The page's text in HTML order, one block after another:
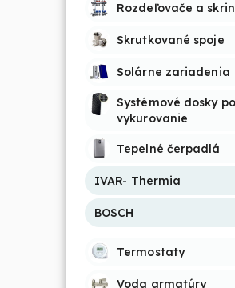
Rozdeľovače a
Skrutkované spoje
Solárne zariadenia
Systémové dosky
vykurovanie
Tepelné čerpadlá
IVAR- Thermia
BOSCH
Termostaty
Voda armatúry